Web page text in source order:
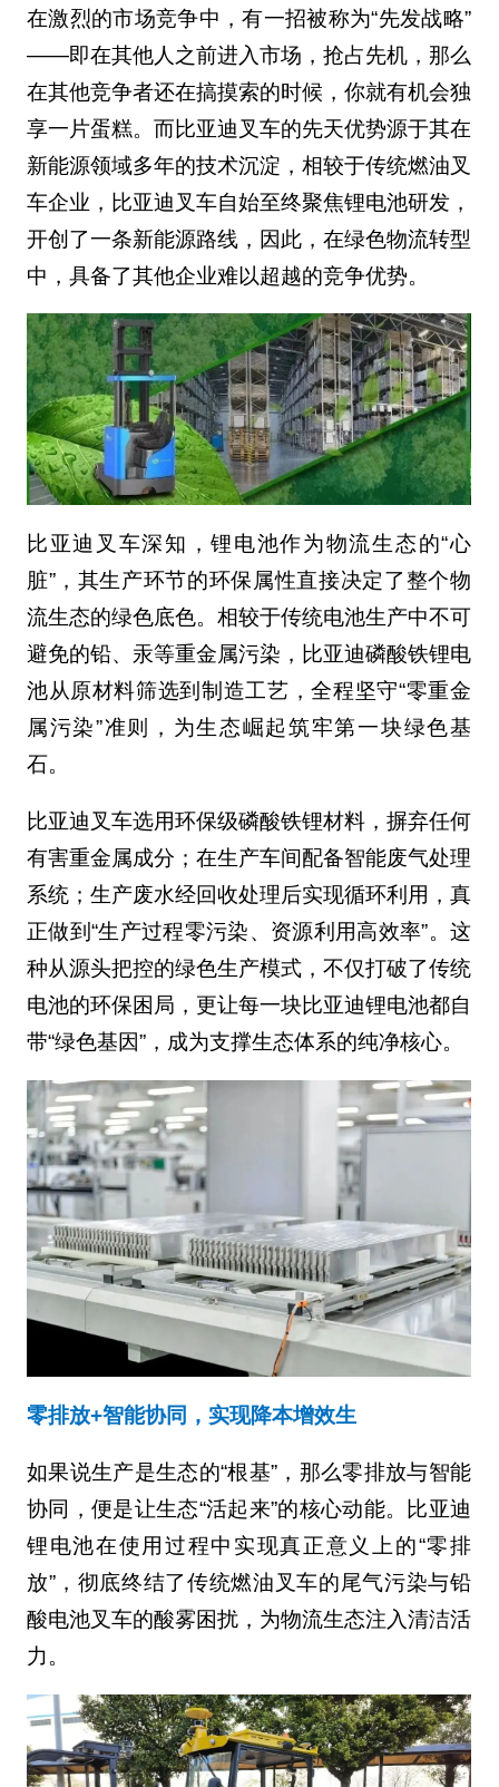
在激烈的市场竞争中，有一招被称为“先发战略”
——即在其他人之前进入市场，抢占先机，那么
在其他竞争者还在搞摸索的时候，你就有机会独
享一片蛋糕。而比亚迪叉车的先天优势源于其在
新能源领域多年的技术沉淀，相较于传统燃油叉
车企业，比亚迪叉车自始至终聚焦锂电池研发，
开创了一条新能源路线，因此，在绿色物流转型
中，具备了其他企业难以超越的竞争优势。
比亚迪叉车深知，锂电池作为物流生态的“心
脏”，其生产环节的环保属性直接决定了整个物
流生态的绿色底色。相较于传统电池生产中不可
避免的铅、汞等重金属污染，比亚迪磷酸铁锂电
池从原材料筛选到制造工艺，全程坚守“零重金
属污染”准则，为生态崛起筑牢第一块绿色基
石。
比亚迪叉车选用环保级磷酸铁锂材料，摒弃任何
有害重金属成分；在生产车间配备智能废气处理
系统；生产废水经回收处理后实现循环利用，真
正做到“生产过程零污染、资源利用高效率”。这
种从源头把控的绿色生产模式，不仅打破了传统
电池的环保困局，更让每一块比亚迪锂电池都自
带“绿色基因”，成为支撑生态体系的纯净核心。
零排放+智能协同，实现降本增效生
如果说生产是生态的“根基”，那么零排放与智能
协同，便是让生态“活起来”的核心动能。比亚迪
锂电池在使用过程中实现真正意义上的“零排
放”，彻底终结了传统燃油叉车的尾气污染与铅
酸电池叉车的酸雾困扰，为物流生态注入清洁活
力。